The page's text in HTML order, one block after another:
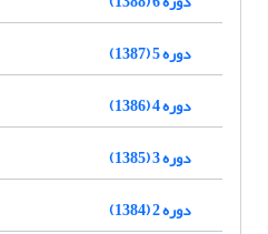
دوره 5 (1387)
دوره 4 (1386)
دوره 3 (1385)
دوره 2 (1384)